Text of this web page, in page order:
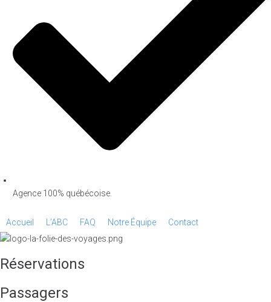
Agence 100% québécoise.
Accueil L’ABC FAQ Notre Équipe Contact
Réservations
Passagers